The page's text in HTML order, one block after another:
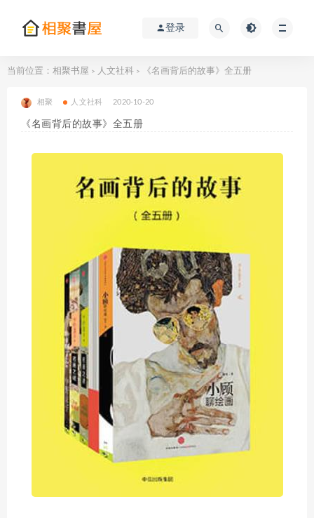
登录
当前位置： 相聚书屋 > 人文社科 > 《名画背后的故事》全五册
相聚 人文社科 2020-10-20
《名画背后的故事》全五册